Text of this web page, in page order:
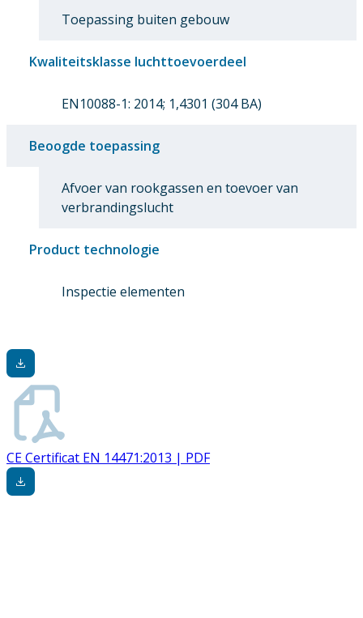
Toepassing buiten gebouw
Kwaliteitsklasse luchttoevoerdeel
EN10088-1: 2014; 1,4301 (304 BA)
Beoogde toepassing
Afvoer van rookgassen en toevoer van
verbrandingslucht
Product technologie
Inspectie elementen
CE Certificat EN 14471:2013 | PDF